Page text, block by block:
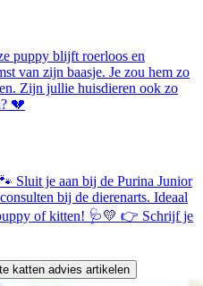
puppy blijft roerloos en
van zijn baasje. Je zou hem zo
Zijn jullie huisdieren ook zo
💔
Sluit je aan bij de Purina Junior
bij de dierenarts. Ideaal
of kitten! 🩺💛 👉 Schrijf je
katten advies artikelen